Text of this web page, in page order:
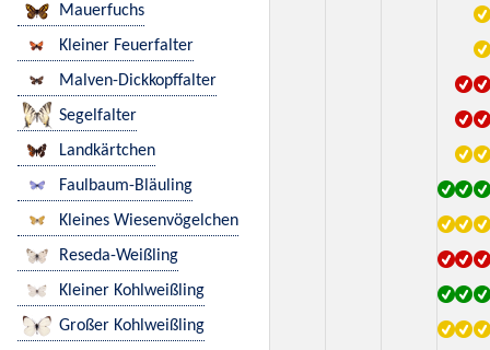
Mauerfuchs
Kleiner Feuerfalter
Malven-Dickkopffalter
Segelfalter
Landkärtchen
Faulbaum-Bläuling
Kleines Wiesenvögelchen
Reseda-Weißling
Kleiner Kohlweißling
Großer Kohlweißling